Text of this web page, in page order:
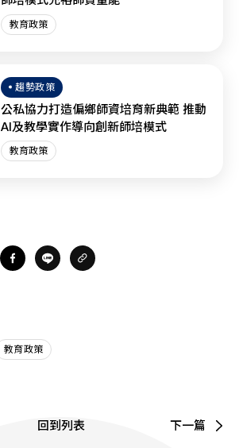
教育政策
趨勢政策
公私協力打造偏鄉師資培育新典範 推動
AI及教學實作導向創新師培模式
教育政策
教育政策
回到列表 下一篇